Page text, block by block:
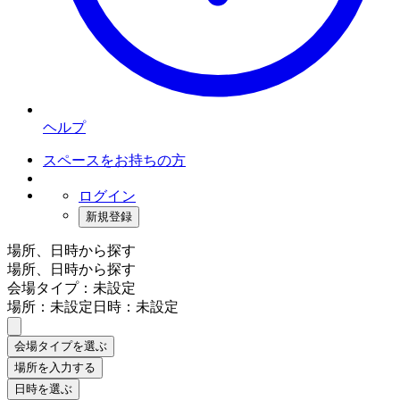
ヘルプ
スペースをお持ちの方
ログイン
新規登録
場所、日時から探す
場所、日時から探す
会場タイプ：未設定
場所：未設定日時：未設定
会場タイプを選ぶ
場所を入力する
日時を選ぶ